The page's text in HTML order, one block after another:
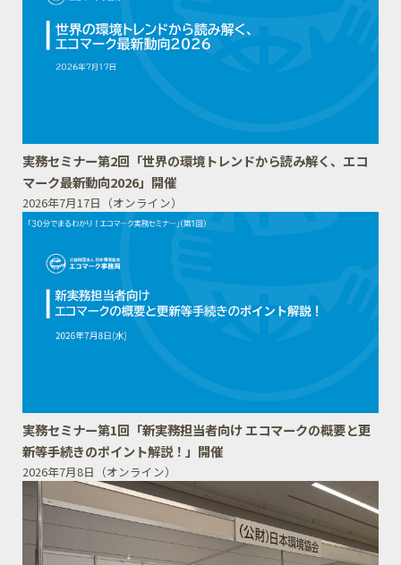
実務セミナー第2回「世界の環境トレンドから読み解く、エコ
マーク最新動向2026」開催
2026年7月17日（オンライン）
実務セミナー第1回「新実務担当者向け エコマークの概要と更
新等手続きのポイント解説！」開催
2026年7月8日（オンライン）